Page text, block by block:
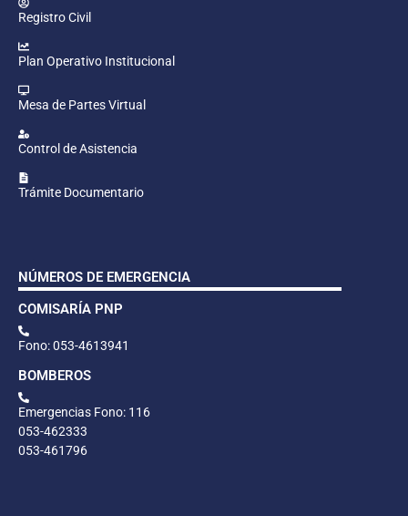
Registro Civil
Plan Operativo Institucional
Mesa de Partes Virtual
Control de Asistencia
Trámite Documentario
NÚMEROS DE EMERGENCIA
COMISARÍA PNP
Fono: 053-4613941
BOMBEROS
Emergencias Fono: 116
053-462333
053-461796